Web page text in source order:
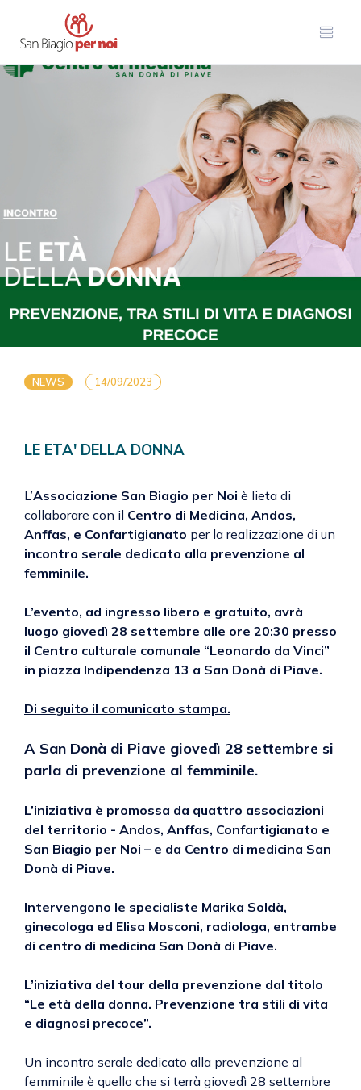
NEWS 14/09/2023
LE ETA' DELLA DONNA
L’Associazione San Biagio per Noi è lieta di
collaborare con il Centro di Medicina, Andos,
Anffas, e Confartigianato per la realizzazione di un
incontro serale dedicato alla prevenzione al
femminile.
L’evento, ad ingresso libero e gratuito, avrà
luogo giovedì 28 settembre alle ore 20:30 presso
il Centro culturale comunale “Leonardo da Vinci”
in piazza Indipendenza 13 a San Donà di Piave.
Di seguito il comunicato stampa.
A San Donà di Piave giovedì 28 settembre si
parla di prevenzione al femminile.
L’iniziativa è promossa da quattro associazioni
del territorio - Andos, Anffas, Confartigianato e
San Biagio per Noi – e da Centro di medicina San
Donà di Piave.
Intervengono le specialiste Marika Soldà,
ginecologa ed Elisa Mosconi, radiologa, entrambe
di centro di medicina San Donà di Piave.
L’iniziativa del tour della prevenzione dal titolo
“Le età della donna. Prevenzione tra stili di vita
e diagnosi precoce”.
Un incontro serale dedicato alla prevenzione al
femminile è quello che si terrà giovedì 28 settembre